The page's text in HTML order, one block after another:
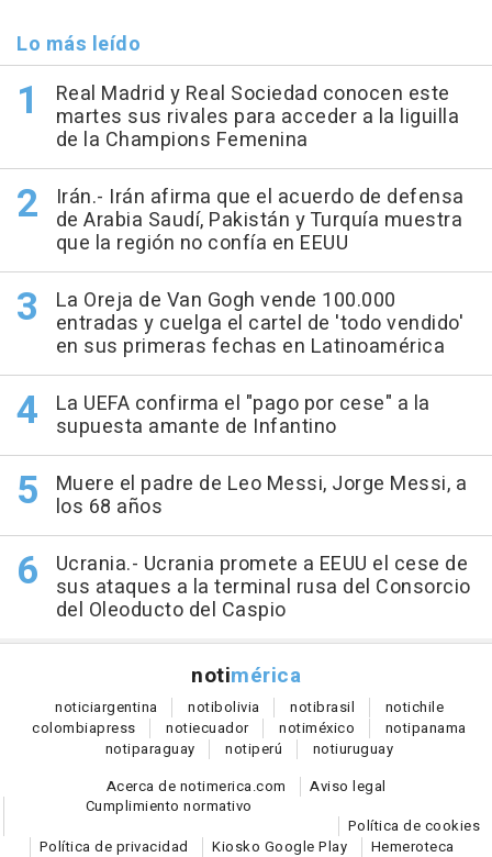
Lo más leído
Real Madrid y Real Sociedad conocen este
martes sus rivales para acceder a la liguilla
de la Champions Femenina
Irán.- Irán afirma que el acuerdo de defensa
de Arabia Saudí, Pakistán y Turquía muestra
que la región no confía en EEUU
La Oreja de Van Gogh vende 100.000
entradas y cuelga el cartel de 'todo vendido'
en sus primeras fechas en Latinoamérica
La UEFA confirma el "pago por cese" a la
supuesta amante de Infantino
Muere el padre de Leo Messi, Jorge Messi, a
los 68 años
Ucrania.- Ucrania promete a EEUU el cese de
sus ataques a la terminal rusa del Consorcio
del Oleoducto del Caspio
notimérica
noticiargentina notibolivia notibrasil notichile
colombiapress notiecuador notiméxico notipanama
notiparaguay notiperú notiuruguay
Acerca de notimerica.com
Aviso legal
Cumplimiento normativo
Política de cookies
Política de privacidad
Kiosko Google Play Hemeroteca